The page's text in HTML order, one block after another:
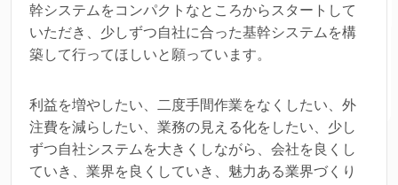
幹システムをコンパクトなところからスタートして
いただき、少しずつ自社に合った基幹システムを構
築して行ってほしいと願っています。
利益を増やしたい、二度手間作業をなくしたい、外
注費を減らしたい、業務の見える化をしたい、少し
ずつ自社システムを大きくしながら、会社を良くし
ていき、業界を良くしていき、魅力ある業界づくり